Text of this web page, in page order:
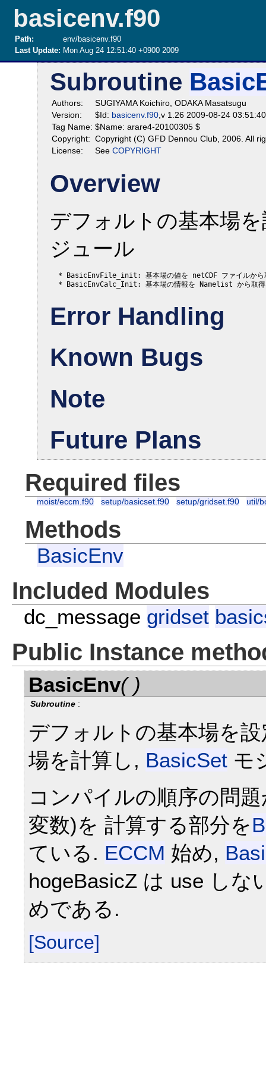
basicenv.f90
Path:
env/basicenv.f90
Last Update: Mon Aug 24 12:51:40 +0900 2009
Subroutine
Authors:
SUGIYAMA Koichiro, ODAKA Masatsugu
Version:
$Id: basicenv.f90 ,v 1.26 2009-08-24
Tag Name: $Name: arare4-20100305 $
Copyright: Copyright (C) GFD Dennou Club, 2006. All
License:
SeeCOPYRIGHT
Overview
デフォルトの基本場
ジュール
* BasicEnvFile_init: 基本場の値を netCDF ファイルから
Error Handling
Known Bugs
Note
Future Plans
Required files
moist/eccm.f90 setup/basicset.f90 setup/gridset.f90 util/
Methods
BasicEnv
Included Modules
dc_message gridset
Public Instance
BasicEnv( )
Subroutine :
デフォルトの基本場を
場を計算し, BasicSet モ
コンパイルの順序の問
変数)を 計算する部分を
ている. ECCM 始め,
hogeBasicZ は use しな
めである.
[Source]